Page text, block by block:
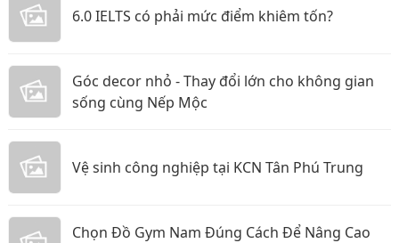
6.0 IELTS có phải mức điểm khiêm tốn?
Góc decor nhỏ - Thay đổi lớn cho không gian
sống cùng Nếp Mộc
Vệ sinh công nghiệp tại KCN Tân Phú Trung
Chọn Đồ Gym Nam Đúng Cách Để Nâng Cao